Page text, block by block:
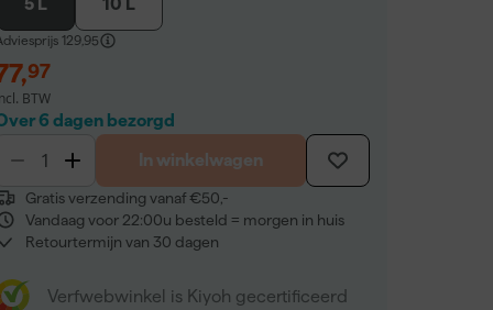
5 L 10 L
129,95
,97
BTW
6 dagen bezorgd
In winkelwagen
Gratis verzending vanaf €50,-
Vandaag voor 22:00u besteld = morgen in huis
Retourtermijn van 30 dagen
Verfwebwinkel is Kiyoh gecertificeerd